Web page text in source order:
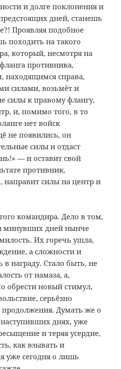
и долге поклонения и
дней, станешь
Проявляя подобное
походить на такого
который, несмотря на
противника,
находящимся справа,
силами, возьмёт и
силы к правому флангу,
и, помимо того, в то
нет войск
не появились, он
силы и отдаст
— и оставит свой
противник,
направит силы на центр и
командира. Дело в том,
минувших дней нынче
Их горечь ушла,
а сложности и
в награду. Стало быть, не
от намаза, а,
обрести новый стимул,
серьёзно
продолжения. Думать же о
днях, уже
и теряя усердие,
как взывать и
уже сегодня о лишь